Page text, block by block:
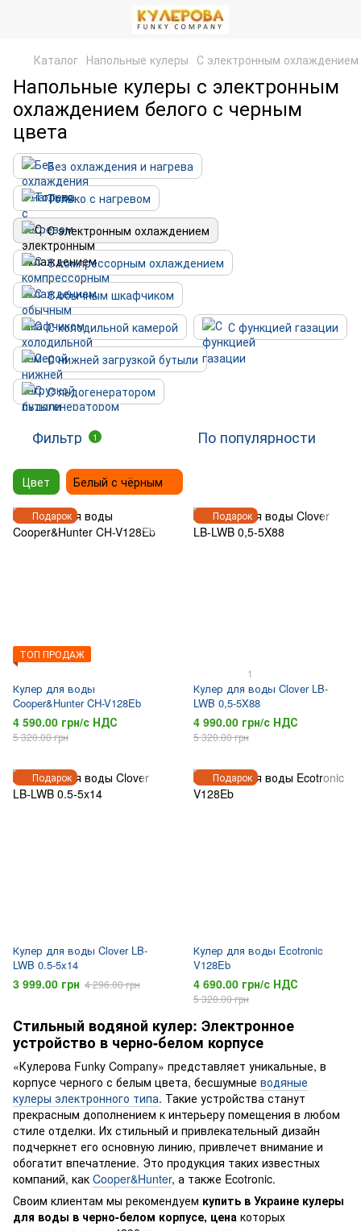
Каталог Напольные кулеры С электронным охлаждением
Напольные кулеры с электронным
охлаждением белого с черным
цвета
Без охлаждения и нагрева
Только с нагревом
С электронным охлаждением
С компрессорным охлаждением
С обычным шкафчиком
С холодильной камерой
С функцией газации
С нижней загрузкой бутыли
С льдогенератором
Фильтр 1 По популярности
Цвет Белый с чёрным
Подарок
ТОП ПРОДАЖ
Кулер для воды
Cooper&Hunter CH-V128Eb
4 590.00 грн/с НДС
5 320.00 грн
Подарок
1
Кулер для воды Clover LB-
LWB 0,5-5X88
4 990.00 грн/с НДС
5 320.00 грн
Подарок
Кулер для воды Clover LB-
LWB 0.5-5x14
3 999.00 грн 4 296.00 грн
Подарок
Кулер для воды Ecotronic
V128Eb
4 690.00 грн/с НДС
5 320.00 грн
Стильный водяной кулер: Электронное
устройство в черно-белом корпусе
«Кулерова Funky Company» представляет уникальные, в
корпусе черного с белым цвета, бесшумные водяные
кулеры электронного типа. Такие устройства станут
прекрасным дополнением к интерьеру помещения в любом
стиле отделки. Их стильный и привлекательный дизайн
подчеркнет его основную линию, привлечет внимание и
обогатит впечатление. Это продукция таких известных
компаний, как Cooper&Hunter, а также Ecotronic.
Своим клиентам мы рекомендуем купить в Украине кулеры
для воды в черно-белом корпусе, цена которых